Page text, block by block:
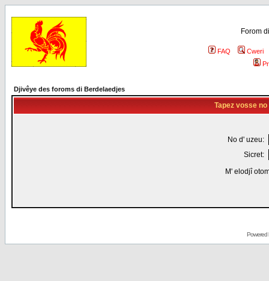
Forom
FAQ
Cweri
Djivêye des foroms di Berdelaedjes
Tapez vosse
No d' uzeu:
Sicret:
M' elodjî
Powered